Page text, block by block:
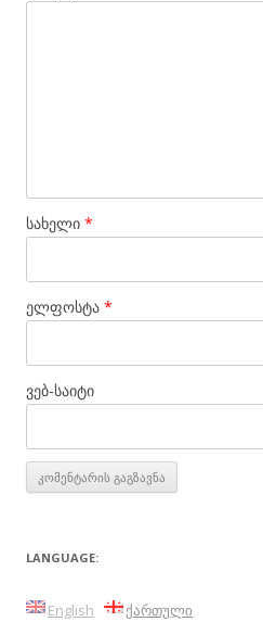
სახელი *
ელფოსტა *
ვებ-საიტი
LANGUAGE:
English ქართული